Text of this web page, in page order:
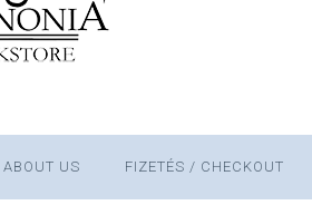
US FIZETÉS / CHECKOUT